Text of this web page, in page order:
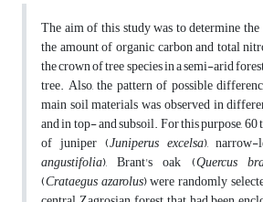
The aim of this study was to determine
the amount of organic carbon and total
the crown of tree species in a semi-arid
tree. Also, the pattern of possible
main soil materials was observed in
and in top- and subsoil. For this purpose,
of juniper (Juniperus excelsa),
angustifolia), Brant's oak (Quercus
(Crataegus azarolus) were randomly